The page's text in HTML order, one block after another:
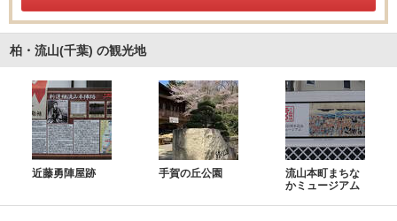
柏・流山(千葉) の観光地
近藤勇陣屋跡 手賀の丘公園
流山本町まちな
かミュージアム